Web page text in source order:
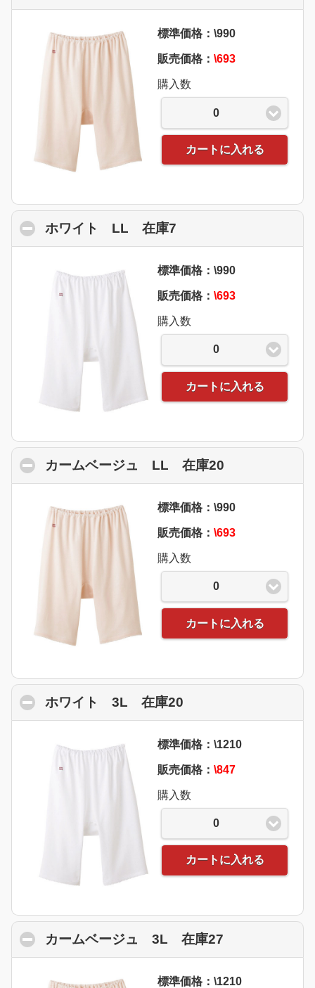
標準価格：\990
販売価格： \693
購入数
0
カートに入れる
ホワイト LL 在庫7
標準価格：\990
販売価格： \693
購入数
0
カートに入れる
カームベージュ LL 在庫20
標準価格：\990
販売価格： \693
購入数
0
カートに入れる
ホワイト 3L 在庫20
標準価格：\1210
販売価格： \847
購入数
0
カートに入れる
カームベージュ 3L 在庫27
標準価格：\1210